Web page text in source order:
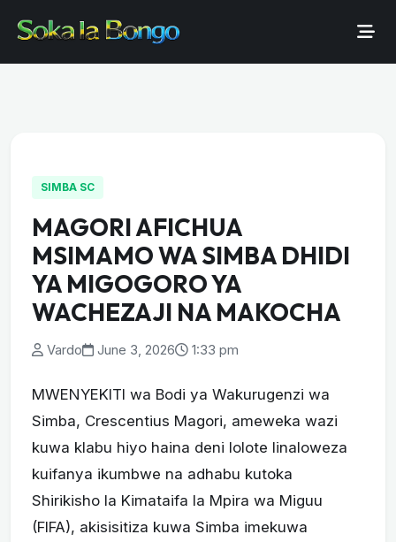
SIMBA SC
MAGORI AFICHUA
MSIMAMO WA SIMBA DHIDI
YA MIGOGORO YA
WACHEZAJI NA MAKOCHA
Vardo June 3, 2026 1:33 pm
MWENYEKITI wa Bodi ya Wakurugenzi wa
Simba, Crescentius Magori, ameweka wazi
kuwa klabu hiyo haina deni lolote linaloweza
kuifanya ikumbwe na adhabu kutoka
Shirikisho la Kimataifa la Mpira wa Miguu
(FIFA), akisisitiza kuwa Simba imekuwa